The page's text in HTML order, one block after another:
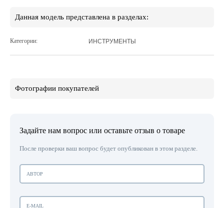
Данная модель представлена в разделах:
Категории: ИНСТРУМЕНТЫ
Фотографии покупателей
Задайте нам вопрос или оставьте отзыв о товаре
После проверки ваш вопрос будет опубликован в этом разделе.